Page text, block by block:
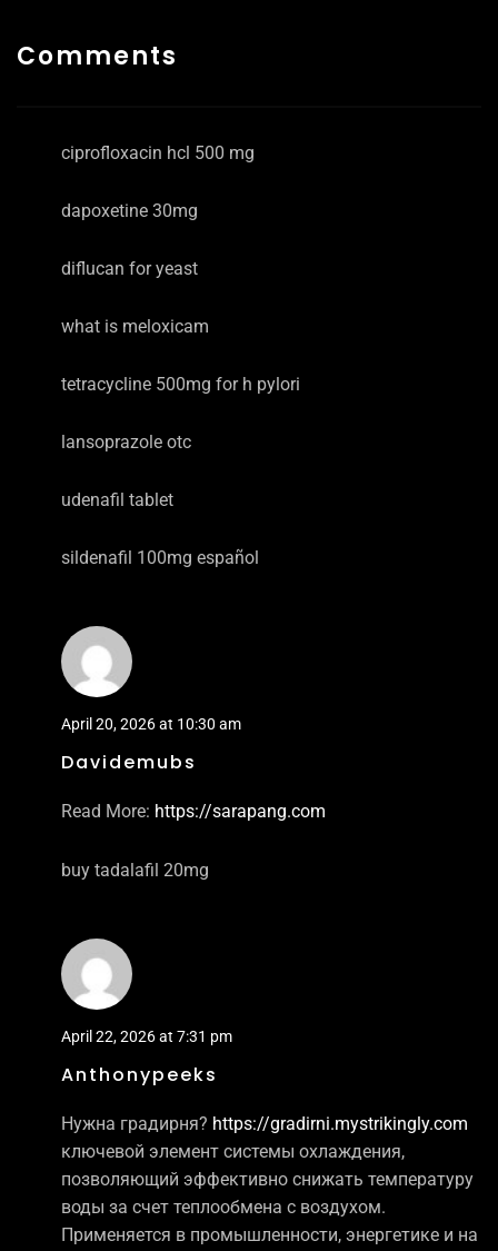
Comments
ciprofloxacin hcl 500 mg
dapoxetine 30mg
diflucan for yeast
what is meloxicam
tetracycline 500mg for h pylori
lansoprazole otc
udenafil tablet
sildenafil 100mg español
April 20, 2026 at 10:30 am
Davidemubs
Read More: https://sarapang.com
buy tadalafil 20mg
April 22, 2026 at 7:31 pm
Anthonypeeks
Нужна градирня? https://gradirni.mystrikingly.com
ключевой элемент системы охлаждения,
позволяющий эффективно снижать температуру
воды за счет теплообмена с воздухом.
Применяется в промышленности, энергетике и на